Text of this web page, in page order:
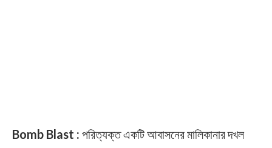
Bomb Blast : পরিত্যক্ত একটি আবাসনের মালিকানার দখল